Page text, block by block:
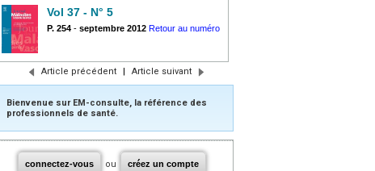
Vol 37 - N° 5
P. 254 - septembre 2012 Retour au numéro
Article précédent | Article suivant
Bienvenue sur EM-consulte, la référence des
professionnels de santé.
connectez-vous ou créez un compte